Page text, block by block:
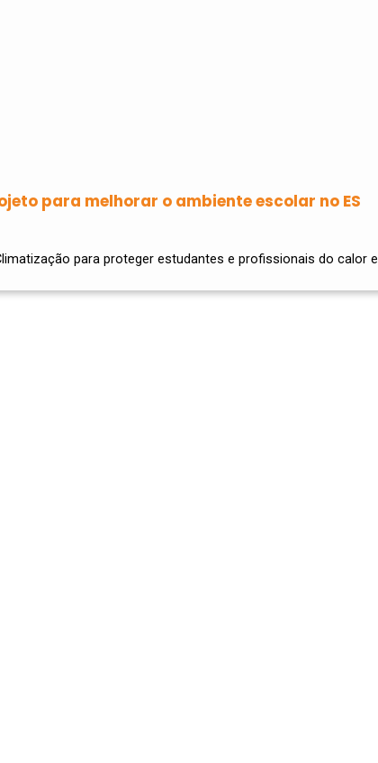
para melhorar o ambiente escolar no ES
para proteger estudantes e profissionais do calor